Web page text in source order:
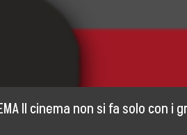
CINEMA Il cinema non si fa solo